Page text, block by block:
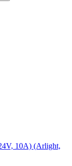
10A) (Arlight,